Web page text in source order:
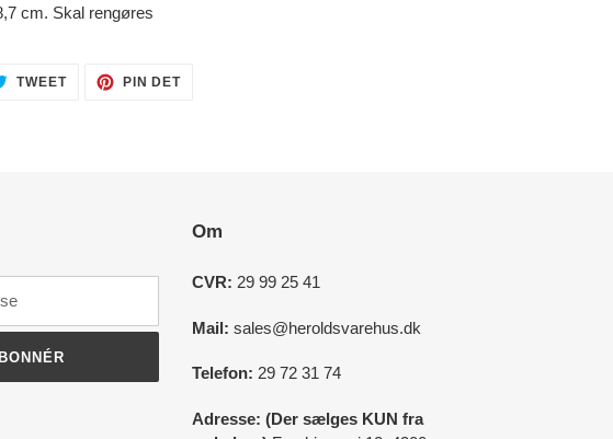
cm. Skal rengøres
TWEETTWEET
PIN DETPIN
Om
CVR: 29 99 25 41
Mail: sales@heroldsvarehus.dk
Telefon: 29 72 31 74
Adresse: (Der sælges KUN fra